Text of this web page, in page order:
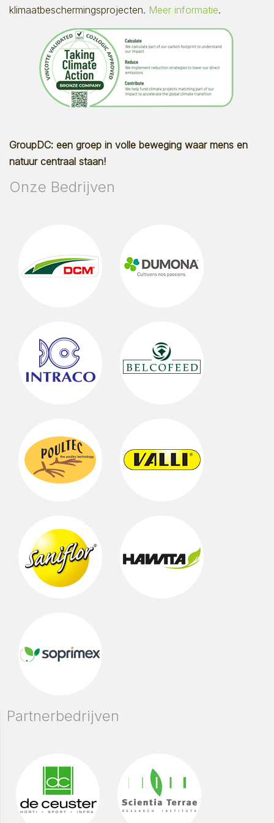
klimaatbeschermingsprojecten. Meer informatie.
GroupDC: een groep in volle beweging waar mens en
natuur centraal staan!
Onze Bedrijven
Partnerbedrijven